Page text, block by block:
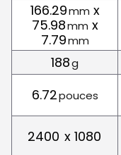
166.29mm x
75.98mm x
7.79mm
188g
6.72pouces
2400 x 1080